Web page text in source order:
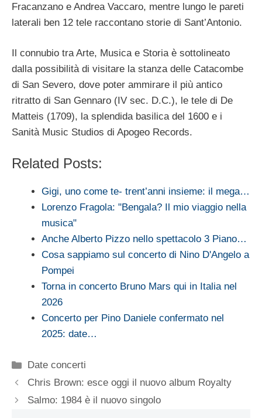
Fracanzano e Andrea Vaccaro, mentre lungo le pareti
laterali ben 12 tele raccontano storie di Sant’Antonio.
Il connubio tra Arte, Musica e Storia è sottolineato
dalla possibilità di visitare la stanza delle Catacombe
di San Severo, dove poter ammirare il più antico
ritratto di San Gennaro (IV sec. D.C.), le tele di De
Matteis (1709), la splendida basilica del 1600 e i
Sanità Music Studios di Apogeo Records.
Related Posts:
Gigi, uno come te- trent’anni insieme: il mega…
Lorenzo Fragola: "Bengala? Il mio viaggio nella
musica"
Anche Alberto Pizzo nello spettacolo 3 Piano…
Cosa sappiamo sul concerto di Nino D'Angelo a
Pompei
Torna in concerto Bruno Mars qui in Italia nel
2026
Concerto per Pino Daniele confermato nel
2025: date…
Categorie
Date concerti
Chris Brown: esce oggi il nuovo album Royalty
Salmo: 1984 è il nuovo singolo